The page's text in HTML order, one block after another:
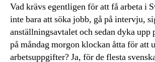
Vad krävs egentligen för att få arbeta i
inte bara att söka jobb, gå på intervju,
anställningsavtalet och sedan dyka upp
på måndag morgon klockan åtta för att
arbetsuppgifter? Ja, för de flesta